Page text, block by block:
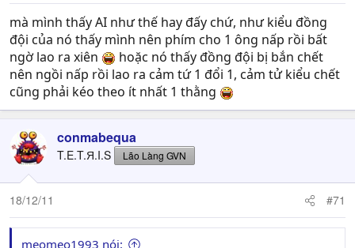
mà mình thấy AI như thế hay đấy chứ, như kiểu đồng
đội của nó thấy mình nên phím cho 1 ông nấp rồi bất
ngờ lao ra xiên
hoặc nó thấy đồng đội bị bắn chết
nên ngồi nấp rồi lao ra cảm tứ 1 đổi 1, cảm tử kiểu chết
cũng phải kéo theo ít nhất 1 thằng
conmabequa
T.E.T.Я.I.S Lão Làng GVN
18/12/11 #71
meomeo1993 nói: